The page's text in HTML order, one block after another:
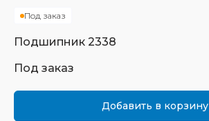
Под заказ
Подшипник 2338
Под заказ
Добавить в корзину